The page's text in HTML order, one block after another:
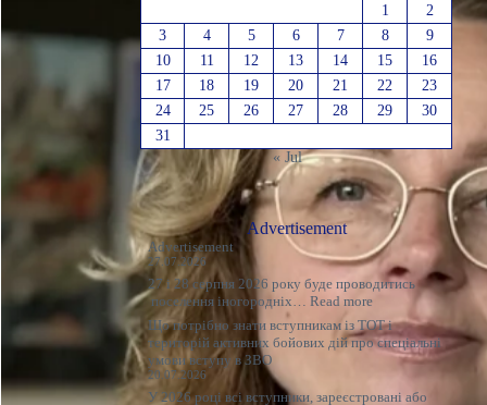
1
2
3
4 5 6 7 8
9
10
11 12 13 14 15
16
17
18 19 20 21 22
23
24
25 26 27 28 29
30
31
« Jul
Advertisement
Advertisement
27.07.2026
27 і 28 серпня 2026 року буде проводитись
поселення іногородніх…Read more:
Оголошення
Що потрібно знати вступникам із ТОТ і
територій активних бойових дій про спеціальні
умови вступу в ЗВО
20.07.2026
У 2026 році всі вступники, зареєстровані або